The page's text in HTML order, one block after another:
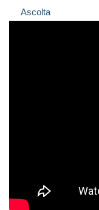
Ascolta